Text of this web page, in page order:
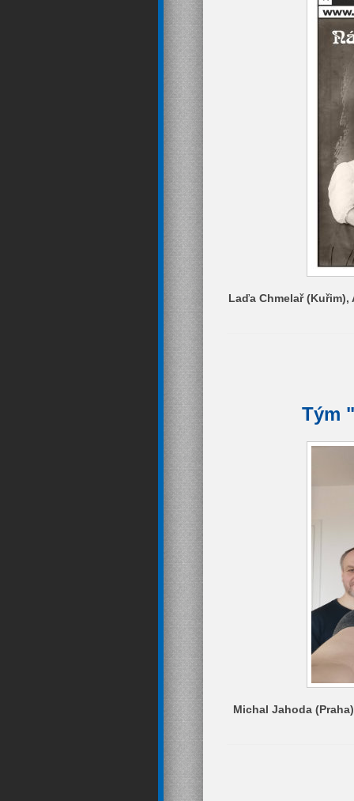
Laďa Chmelař
Tým
Michal Jahoda